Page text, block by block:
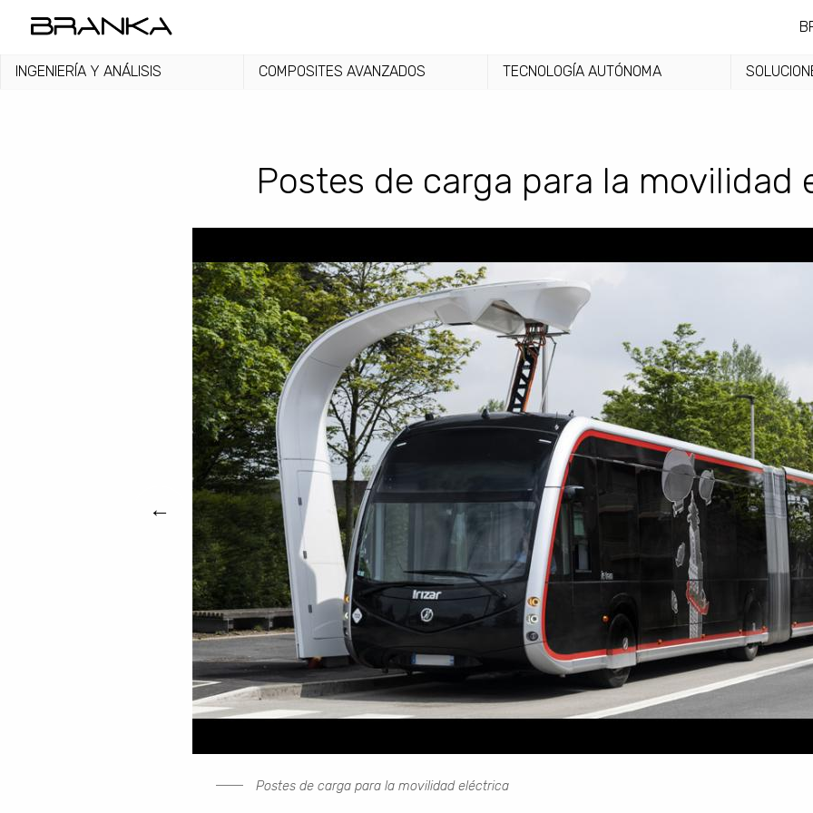
INGENIERÍA Y ANÁLISIS COMPOSITES AVANZADOS TECNOLOGÍA AUTÓNOMA
Postes de carga para la movilidad
←
Postes de carga para la movilidad eléctrica